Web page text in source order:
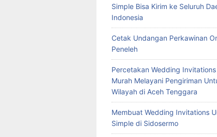
Simple Bisa Kirim ke Seluruh
Indonesia
Cetak Undangan Perkawinan
Peneleh
Percetakan Wedding
Murah Melayani Pengiriman
Wilayah di Aceh Tenggara
Membuat Wedding Invitations
Simple di Sidosermo